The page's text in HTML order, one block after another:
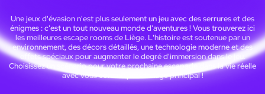
Une jeux d'évasion n'est plus seulement un jeu avec des serrures et des
énigmes : c'est un tout nouveau monde d'aventures ! Vous trouverez ici
les meilleures escape rooms de Liège. L'histoire est soutenue par un
environnement, des décors détaillés, une technologie moderne et des
effets spéciaux pour augmenter le degré d'immersion dans le jeu.
Choisissez un scénario pour votre prochaine escapade dans la vie réelle
avec vous comme personnage principal !